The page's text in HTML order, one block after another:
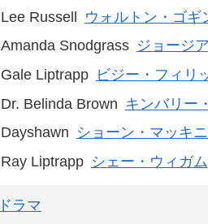
Lee Russell ウォルトン・ゴギ
Amanda Snodgrass ジョージ
Gale Liptrapp
ビジー・フィリ
Dr. Belinda Brown キンバリー
Dayshawn ショーン・マッキ
Ray Liptrapp シェー・ウィガム
ドラマ